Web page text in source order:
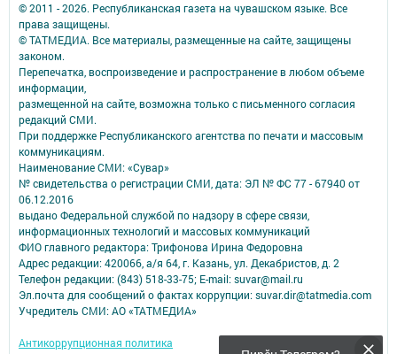
© 2011 - 2026. Республиканская газета на чувашском языке. Все
права защищены.
© ТАТМЕДИА. Все материалы, размещенные на сайте, защищены
законом.
Перепечатка, воспроизведение и распространение в любом объеме
информации,
размещенной на сайте, возможна только с письменного согласия
редакций СМИ.
При поддержке Республиканского агентства по печати и массовым
коммуникациям.
Наименование СМИ: «Сувар»
№ свидетельства о регистрации СМИ, дата: ЭЛ № ФС 77 - 67940 от
06.12.2016
выдано Федеральной службой по надзору в сфере связи,
информационных технологий и массовых коммуникаций
ФИО главного редактора: Трифонова Ирина Федоровна
Адрес редакции: 420066, а/я 64, г. Казань, ул. Декабристов, д. 2
Телефон редакции: (843) 518-33-75; E-mail: suvar@mail.ru
Эл.почта для сообщений о фактах коррупции: suvar.dir@tatmedia.com
Учредитель СМИ: АО «ТАТМЕДИА»
Антикоррупционная политика